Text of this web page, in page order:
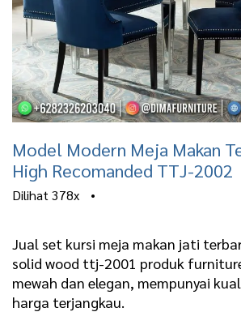
Model Modern Meja Makan
High Recomanded TTJ-2002
Dilihat 378x •
Jual set kursi meja makan jati
solid wood ttj-2001 produk
mewah dan elegan, mempunyai
harga terjangkau.